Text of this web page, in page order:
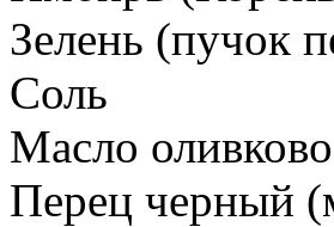
Зелень (пучок
Соль
Масло
Перец черный